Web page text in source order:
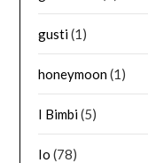
gusti(1)
honeymoon(1)
I Bimbi(5)
Io (78)